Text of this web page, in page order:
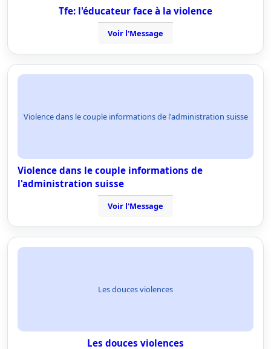
Tfe: l'éducateur face à la violence
Voir l'Message
Violence dans le couple informations de l'administration suisse
Violence dans le couple informations de
l'administration suisse
Voir l'Message
Les douces violences
Les douces violences